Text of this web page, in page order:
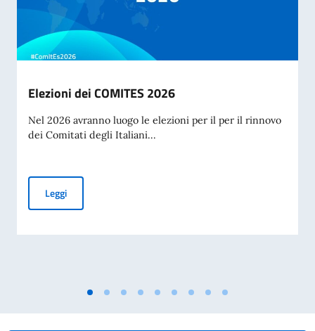
Elezioni dei COMITES 2026
Nel 2026 avranno luogo le elezioni per il per il rinnovo
dei Comitati degli Italiani...
LeggiElezioni dei COMITES 2026